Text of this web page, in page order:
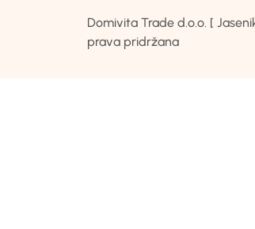
Domivita Trade d.o.o. [
prava pridržana